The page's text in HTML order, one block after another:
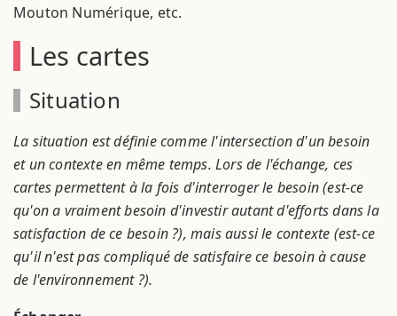
Mouton Numérique, etc.
Les cartes
Situation
La situation est définie comme l'intersection d'un besoin
et un contexte en même temps. Lors de l'échange, ces
cartes permettent à la fois d'interroger le besoin (est-ce
qu'on a vraiment besoin d'investir autant d'efforts dans la
satisfaction de ce besoin ?), mais aussi le contexte (est-ce
qu'il n'est pas compliqué de satisfaire ce besoin à cause
de l'environnement ?).